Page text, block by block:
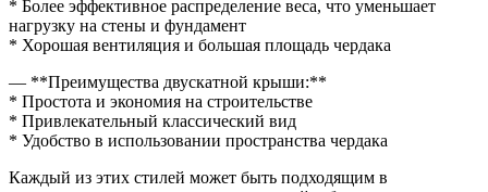
* Более эффективное распределение веса, что уменьшает
нагрузку на стены и фундамент
* Хорошая вентиляция и большая площадь чердака
— **Преимущества двускатной крыши:**
* Простота и экономия на строительстве
* Привлекательный классический вид
* Удобство в использовании пространства чердака
Каждый из этих стилей может быть подходящим в